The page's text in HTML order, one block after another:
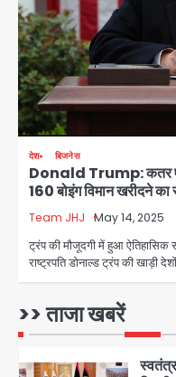
देश बिजनेस
Donald Trump: कतर
160 बोइंग विमान खरीदने का
Team JHJ May 14, 2025
ट्रंप की मौजूदगी में हुआ
राष्ट्रपति डोनाल्ड ट्रंप की खाड़ी
>> ताजा खबरें
4
साल
डीएम
करने
पुलिस
Team